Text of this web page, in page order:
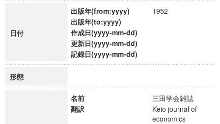
日付
出版年(from:yyyy)
1952
出版年(to:yyyy)
作成日(yyyy-mm-dd)
更新日(yyyy-mm-dd)
記録日(yyyy-mm-dd)
形態
名前
三田学会雑誌
翻訳
Keio journal of
economics